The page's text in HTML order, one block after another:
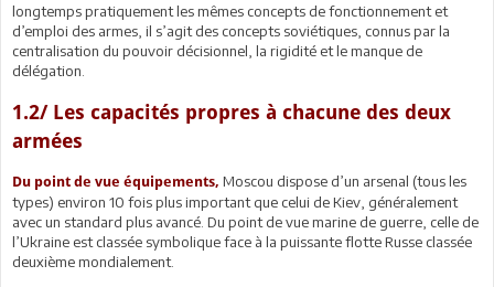
longtemps pratiquement les mêmes concepts de fonctionnement et
d’emploi des armes, il s’agit des concepts soviétiques, connus par la
centralisation du pouvoir décisionnel, la rigidité et le manque de
délégation.
1.2/ Les capacités propres à chacune des deux
armées
Du point de vue équipements, Moscou dispose d’un arsenal (tous les
types) environ 10 fois plus important que celui de Kiev, généralement
avec un standard plus avancé. Du point de vue marine de guerre, celle de
l’Ukraine est classée symbolique face à la puissante flotte Russe classée
deuxième mondialement.